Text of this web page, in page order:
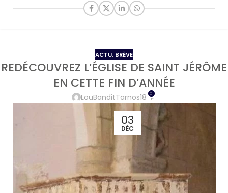
ACTU, BRÈVE
REDÉCOUVREZ L’ÉGLISE DE SAINT JÉRÔME
EN CETTE FIN D’ANNÉE
LouBanditTarnos18 0
03
DÉC